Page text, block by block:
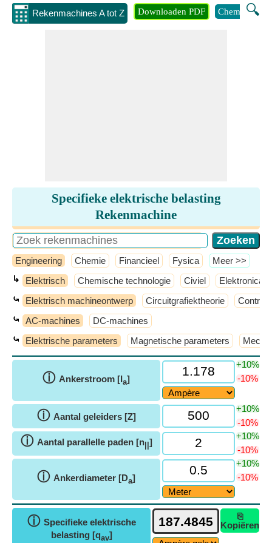
Rekenmachines A tot Z 🔍
Downloaden PDF Chemie
Specifieke elektrische belasting
Rekenmachine
Engineering Chemie Financieel Fysica ​Meer >>
↳ Elektrisch Chemische technologie Civiel Elektronica
⤿ Elektrisch machineontwerp Circuitgrafiektheorie
⤿ AC-machines DC-machines
⤿ Elektrische parameters Magnetische parameters
ⓘ Ankerstroom [Ia]
+10%
-10%
ⓘ Aantal geleiders [Z]
+10%
-10%
ⓘ Aantal parallelle paden [n|| ]
+10%
-10%
ⓘ Ankerdiameter [Da]
+10%
-10%
ⓘ Specifieke elektrische
belasting [qav]
⎘
Kopiëren